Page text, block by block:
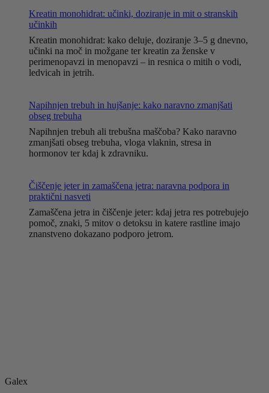
Kreatin monohidrat: učinki, doziranje in mit o stranskih
učinkih
Kreatin monohidrat: kako deluje, doziranje 3–5 g dnevno,
učinki na moč in možgane ter kreatin za ženske v
perimenopavzi in menopavzi – in resnica o mitih o vodi,
ledvicah in jetrih.
Napihnjen trebuh in hujšanje: kako naravno zmanjšati
obseg trebuha
Napihnjen trebuh ali trebušna maščoba? Kako naravno
zmanjšati obseg trebuha, vloga vlaknin, stresa in
hormonov ter kdaj k zdravniku.
Čiščenje jeter in zamaščena jetra: naravna podpora in
praktični nasveti
Zamaščena jetra in čiščenje jeter: kdaj jetra res potrebujejo
pomoč, znaki, 5 mitov o detoksu in katere rastline imajo
znanstveno dokazano podporo jetrom.
Galex